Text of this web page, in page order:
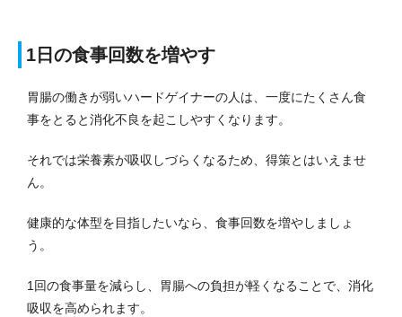
1日の食事回数を増やす
胃腸の働きが弱いハードゲイナーの人は、一度にたくさん食
事をとると消化不良を起こしやすくなります。
それでは栄養素が吸収しづらくなるため、得策とはいえませ
ん。
健康的な体型を目指したいなら、食事回数を増やしましょ
う。
1回の食事量を減らし、胃腸への負担が軽くなることで、消化
吸収を高められます。